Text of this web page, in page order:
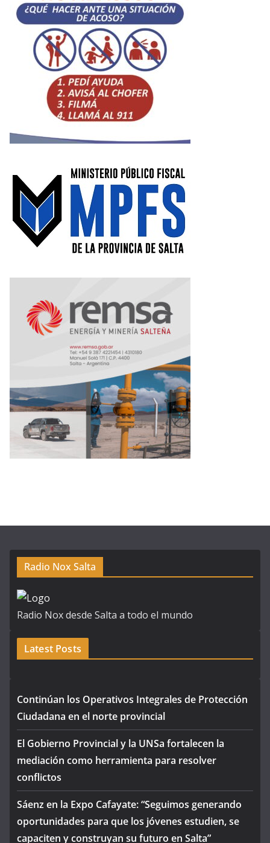
Radio Nox Salta
Radio Nox desde Salta a todo el mundo
Latest Posts
Continúan los Operativos Integrales de Protección
Ciudadana en el norte provincial
El Gobierno Provincial y la UNSa fortalecen la
mediación como herramienta para resolver
conflictos
Sáenz en la Expo Cafayate: “Seguimos generando
oportunidades para que los jóvenes estudien, se
capaciten y construyan su futuro en Salta”